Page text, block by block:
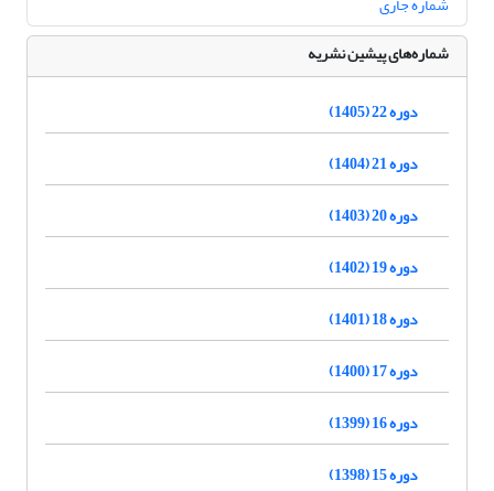
شماره‌های پیشین نشریه
دوره 22 (1405)
دوره 21 (1404)
دوره 20 (1403)
دوره 19 (1402)
دوره 18 (1401)
دوره 17 (1400)
دوره 16 (1399)
دوره 15 (1398)